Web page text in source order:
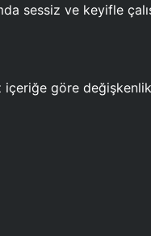
sessiz ve keyifle
içeriğe göre